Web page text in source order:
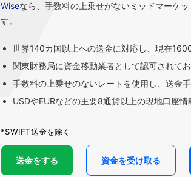
Wiseなら、手数料の上乗せがないミッドマーケ
す。
世界140カ国以上への送金に対応し、現在
関東財務局に資金移動業者として認可されて
手数料の上乗せのないレートを使用し、送金
USDやEURなどの主要8通貨以上の現地口座
*SWIFT送金を除く
送金をする 資金を受け取る